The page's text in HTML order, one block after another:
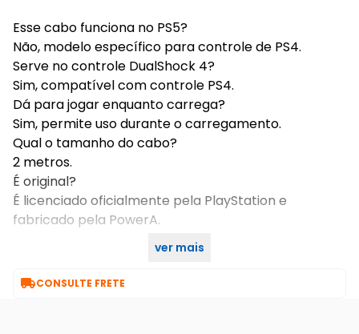
Esse cabo funciona no PS5?
Não, modelo específico para controle de PS4.
Serve no controle DualShock 4?
Sim, compatível com controle PS4.
Dá para jogar enquanto carrega?
Sim, permite uso durante o carregamento.
Qual o tamanho do cabo?
2 metros.
É original?
É licenciado oficialmente pela PlayStation e
fabricado pela PowerA.
ver mais
CONSULTE FRETE